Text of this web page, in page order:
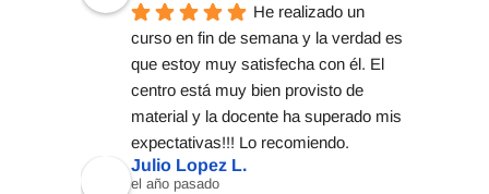
He realizado un
curso en fin de semana y la verdad es
que estoy muy satisfecha con él. El
centro está muy bien provisto de
material y la docente ha superado mis
expectativas!!! Lo recomiendo.
Julio Lopez L.
el año pasado